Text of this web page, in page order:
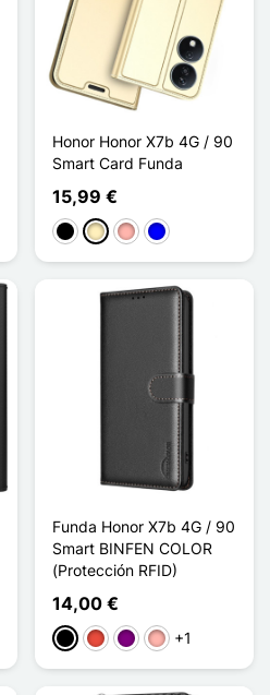
Honor Honor X7b 4G / 90
Smart Card Funda
15,99 €
Negro
Oro Oro rosa
Azul
Funda Honor X7b 4G / 90
Smart BINFEN COLOR
(Protección RFID)
14,00 €
NegroRojoPúrpuraOro rosa
+1